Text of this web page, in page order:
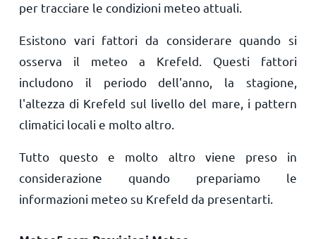
per tracciare le condizioni meteo attuali.
Esistono vari fattori da considerare quando si
osserva il meteo a Krefeld. Questi fattori
includono il periodo dell'anno, la stagione,
l'altezza di Krefeld sul livello del mare, i pattern
climatici locali e molto altro.
Tutto questo e molto altro viene preso in
considerazione quando prepariamo le
informazioni meteo su Krefeld da presentarti.